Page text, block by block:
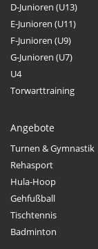
D-Junioren (U13)
E-Junioren (U11)
F-Junioren (U9)
G-Junioren (U7)
U4
Torwarttraining
Angebote
Turnen & Gymnastik
Rehasport
Hula-Hoop
Gehfußball
Tischtennis
Badminton